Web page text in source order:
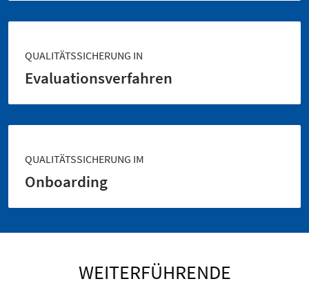
QUALITÄTSSICHERUNG IN
Evaluationsverfahren
QUALITÄTSSICHERUNG IM
Onboarding
WEITERFÜHRENDE